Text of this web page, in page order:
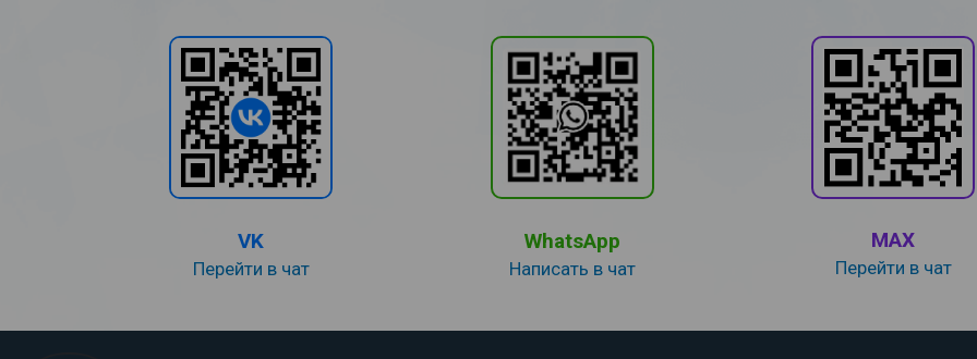
VK
Перейти в чат
WhatsApp
Написать в чат
MAX
Перейти в чат